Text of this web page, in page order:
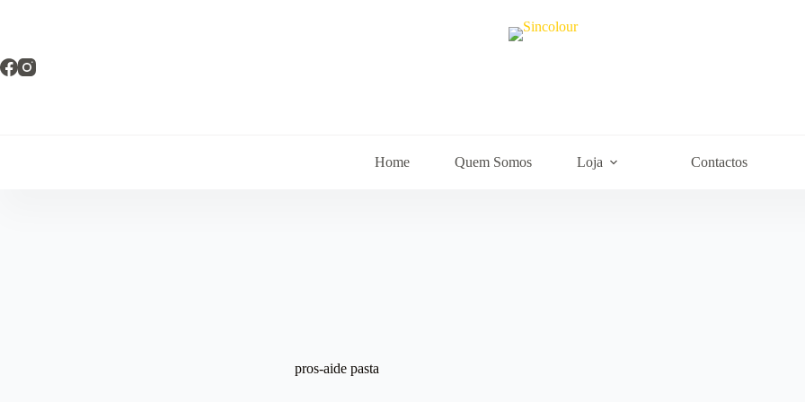
conteúdo
Home Quem Somos Loja Contactos
pros-aide pasta